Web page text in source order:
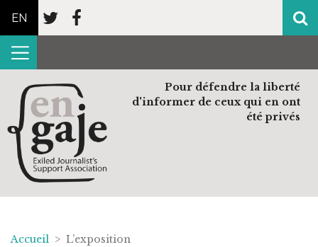
EN
Pour défendre la liberté
d'informer de ceux qui en ont
été privés
Accueil > L’exposition